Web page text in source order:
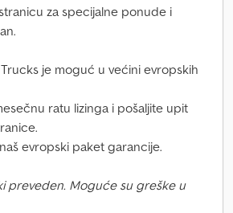
za specijalne ponude i
je moguć u većini evropskih
ratu lizinga i pošaljite upit
evropski paket garancije.
preveden. Moguće su greške u